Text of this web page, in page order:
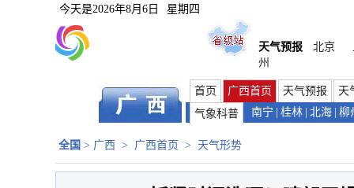
今天是2026年8月6日 星期四
天气预报 北京
州
首页 广西首页 天气预报
天
气象科普
南宁 桂林 北海 柳
全国 > 广西 > 广西首页 > 天气形势